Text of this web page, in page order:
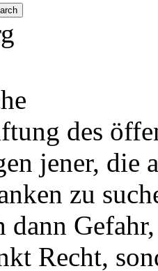
des
jener, die
zu
Recht,